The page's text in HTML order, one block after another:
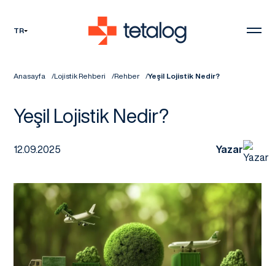
TR
Anasayfa Lojistik Rehberi Rehber Yeşil Lojistik Nedir?
Yeşil Lojistik Nedir?
12.09.2025 Yazar